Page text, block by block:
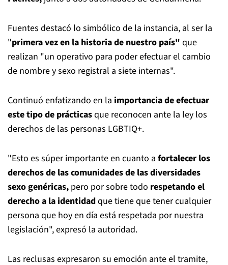
Fuentes destacó lo simbólico de la instancia, al ser la
"primera vez en la historia de nuestro país" que
realizan "un operativo para poder efectuar el cambio
de nombre y sexo registral a siete internas".
Continuó enfatizando en la importancia de efectuar
este tipo de prácticasque reconocen ante la ley los
derechos de las personas LGBTIQ+.
"Esto es súper importante en cuanto a fortalecer los
derechos de las comunidades de las diversidades
sexo genéricas, pero por sobre todo respetando el
derecho a la identidadque tiene que tener cualquier
persona que hoy en día está respetada por nuestra
legislación", expresó la autoridad.
Las reclusas expresaron su emoción ante el tramite,